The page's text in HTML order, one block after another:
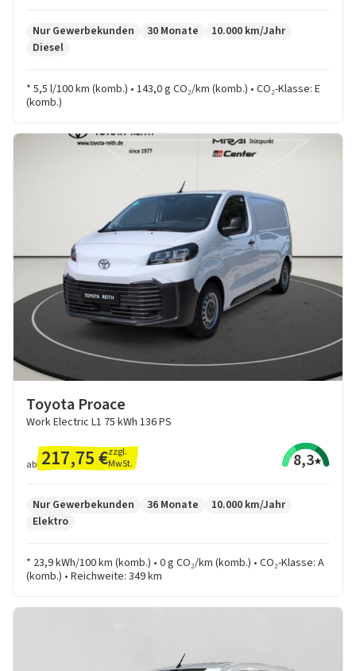
Nur Gewerbekunden 30 Monate
10.000 km/Jahr
Diesel
* 5,5 l/100 km (komb.) • 143,0 g CO₂/km (komb.) • CO₂-Klasse: E
(komb.)
Toyota Proace
Work Electric L1 75 kWh 136 PS
ab 217,75 €zzgl.
MwSt.
8,3
Nur Gewerbekunden 36 Monate
10.000 km/Jahr
Elektro
* 23,9 kWh/100 km (komb.) • 0 g CO₂/km (komb.) • CO₂-Klasse: A
(komb.) • Reichweite: 349 km